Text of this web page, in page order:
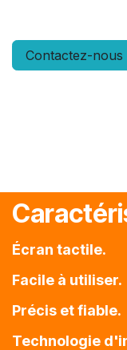
Contactez-nous
Écran tactile.
Facile à utiliser.
Précis et fiable.
Technologie